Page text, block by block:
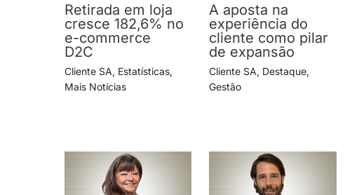
Retirada em loja
cresce 182,6% no
e-commerce
D2C
Cliente SA, Estatísticas,
Mais Notícias
A aposta na
experiência do
cliente como pilar
de expansão
Cliente SA, Destaque,
Gestão